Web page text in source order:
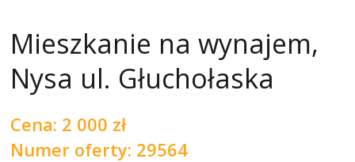
Mieszkanie na wynajem,
Nysa ul. Głuchołaska
Cena: 2 000 zł
Numer oferty: 29564